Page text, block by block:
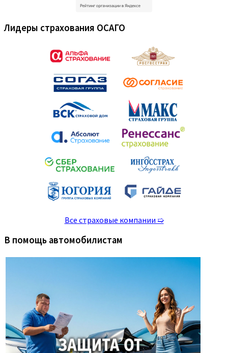
Лидеры страхования ОСАГО
Все страховые компании ➯
В помощь автомобилистам